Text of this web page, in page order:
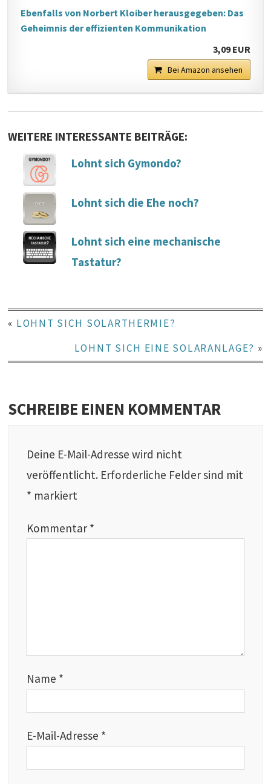
Ebenfalls von Norbert Kloiber herausgegeben: Das
Geheimnis der effizienten Kommunikation
3,09 EUR
Bei Amazon ansehen
WEITERE INTERESSANTE BEITRÄGE:
Lohnt sich Gymondo?
Lohnt sich die Ehe noch?
Lohnt sich eine mechanische
Tastatur?
« LOHNT SICH SOLARTHERMIE?
LOHNT SICH EINE SOLARANLAGE? »
SCHREIBE EINEN KOMMENTAR
Deine E-Mail-Adresse wird nicht
veröffentlicht. Erforderliche Felder sind mit
* markiert
Kommentar *
Name *
E-Mail-Adresse *